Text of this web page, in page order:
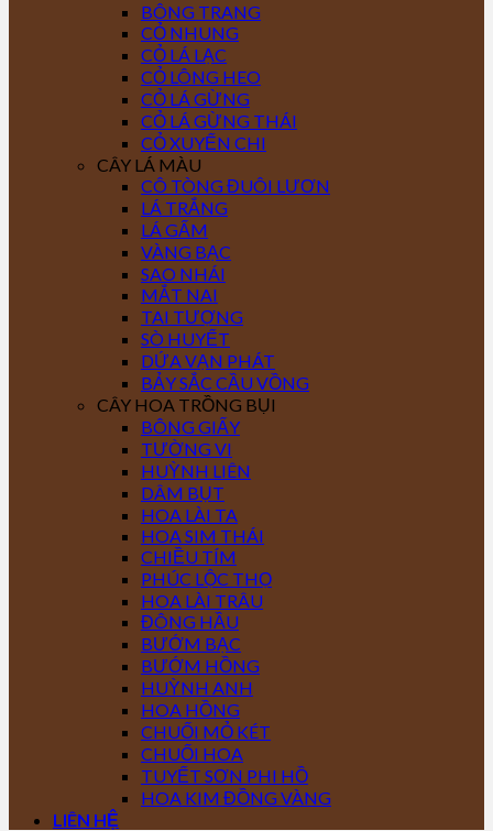
BÔNG TRANG
CỎ NHUNG
CỎ LÁ LẠC
CỎ LÔNG HEO
CỎ LÁ GỪNG
CỎ LÁ GỪNG THÁI
CỎ XUYẾN CHI
CÂY LÁ MÀU
CÔ TÒNG ĐUÔI LƯƠN
LÁ TRẮNG
LÁ GẤM
VÀNG BẠC
SAO NHÁI
MẮT NAI
TAI TƯỢNG
SÒ HUYẾT
DỨA VẠN PHÁT
BẢY SẮC CẦU VỒNG
CÂY HOA TRỒNG BỤI
BÔNG GIẤY
TƯỜNG VI
HUỲNH LIÊN
DÂM BỤT
HOA LÀI TA
HOA SIM THÁI
CHIỀU TÍM
PHÚC LỘC THỌ
HOA LÀI TRÂU
ĐÔNG HẦU
BƯỚM BẠC
BƯỚM HỒNG
HUỲNH ANH
HOA HỒNG
CHUỐI MỎ KÉT
CHUỐI HOA
TUYẾT SƠN PHI HỒ
HOA KIM ĐỒNG VÀNG
LIÊN HỆ